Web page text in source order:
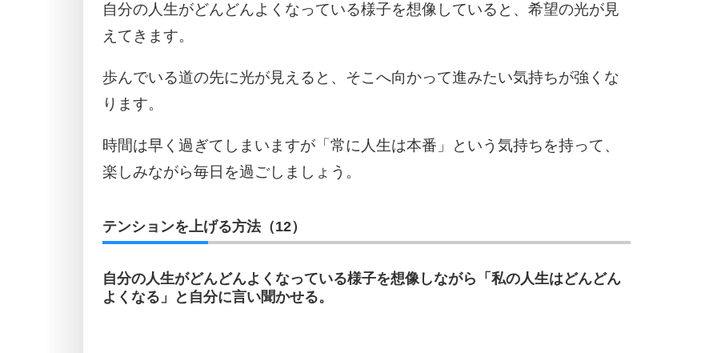
自分の人生がどんどんよくなっている様子を想像していると、希望の光が見
えてきます。
歩んでいる道の先に光が見えると、そこへ向かって進みたい気持ちが強くな
ります。
時間は早く過ぎてしまいますが「常に人生は本番」という気持ちを持って、
楽しみながら毎日を過ごしましょう。
テンションを上げる方法（12）
自分の人生がどんどんよくなっている様子を想像しながら「私の人生はどんどん
よくなる」と自分に言い聞かせる。